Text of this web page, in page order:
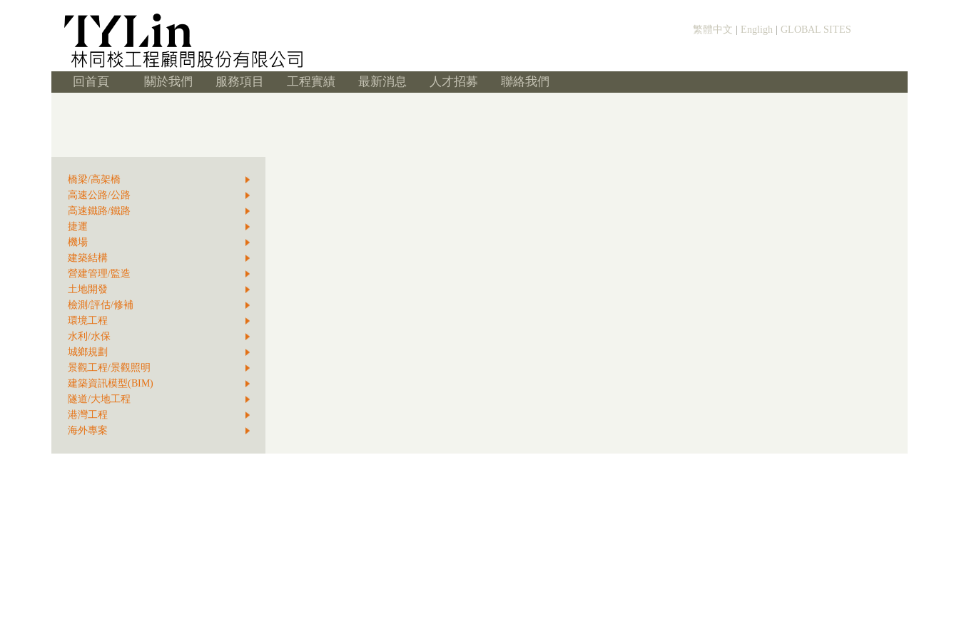
繁體中文 Engligh GLOBAL SITES
回首頁 關於我們 服務項目 工程實績 最新消息 人才招募 聯絡我們
橋梁/高架橋
高速公路/公路
高速鐵路/鐵路
捷運
機場
建築結構
營建管理/監造
土地開發
檢測/評估/修補
環境工程
水利/水保
城鄉規劃
景觀工程/景觀照明
建築資訊模型(BIM)
隧道/大地工程
港灣工程
海外專案